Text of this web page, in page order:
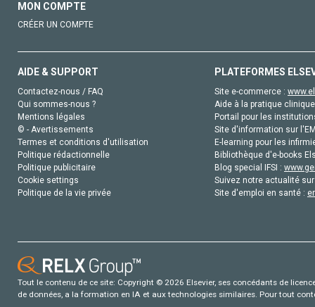
MON COMPTE
CRÉER UN COMPTE
AIDE & SUPPORT
Contactez-nous / FAQ
Qui sommes-nous ?
Mentions légales
© - Avertissements
Termes et conditions d'utilisation
Politique rédactionnelle
Politique publicitaire
Cookie settings
Politique de la vie privée
PLATEFORMES
Site e-commerce :
Aide à la pratique
Portail pour les
Site d'information sur
E-learning pour les
Bibliothèque d'e-books
Blog special IFSI :
Suivez notre actualité
Site d'emploi en santé :
Tout le contenu de ce site: Copyright © 2026 Elsevier, ses concédants de
de données, a la formation en IA et aux technologies similaires. Pour tout